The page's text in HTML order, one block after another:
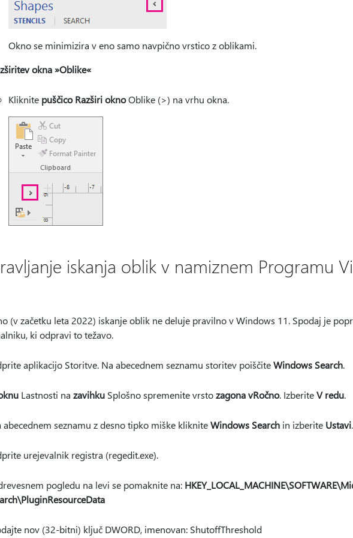
Okno se minimizira v eno samo navpično vrstico z oblikami.
okna »Oblike«
Kliknite puščico Razširi oknoOblike (>) na vrhu okna.
iskanja oblik v namiznem Programu
(v začetku leta 2022) iskanje oblik ne deluje pravilno v Windows 11. Spodaj je
ki odpravi to težavo.
aplikacijo Storitve. Na abecednem seznamu storitev poiščiteWindows Search.
Lastnosti na zavihkuSplošno spremenite vrstozagona vRočno. IzberiteV redu.
abecednem seznamu z desno tipko miške klikniteWindows Searchin izberite Ustavi.
urejevalnik registra (regedit.exe).
pogledu na levi se pomaknite na:
nov (32-bitni) ključ DWORD, imenovan: ShutoffThreshold